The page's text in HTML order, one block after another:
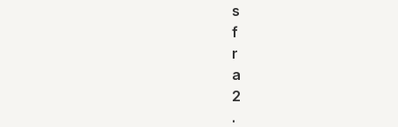
s
f
r
a
2
.